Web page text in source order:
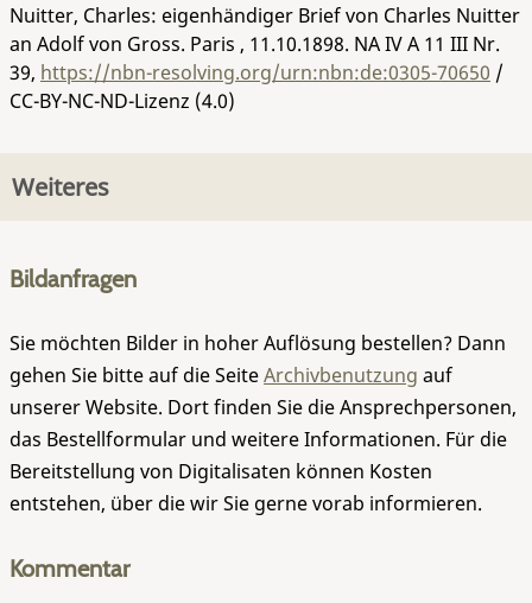
Nuitter, Charles: eigenhändiger Brief von Charles Nuitter
an Adolf von Gross. Paris , 11.10.1898. NA IV A 11 III Nr.
39, https://nbn-resolving.org/urn:nbn:de:0305-70650 /
CC-BY-NC-ND-Lizenz (4.0)
Weiteres
Bildanfragen
Sie möchten Bilder in hoher Auflösung bestellen? Dann
gehen Sie bitte auf die SeiteArchivbenutzung auf
unserer Website. Dort finden Sie die Ansprechpersonen,
das Bestellformular und weitere Informationen. Für die
Bereitstellung von Digitalisaten können Kosten
entstehen, über die wir Sie gerne vorab informieren.
Kommentar